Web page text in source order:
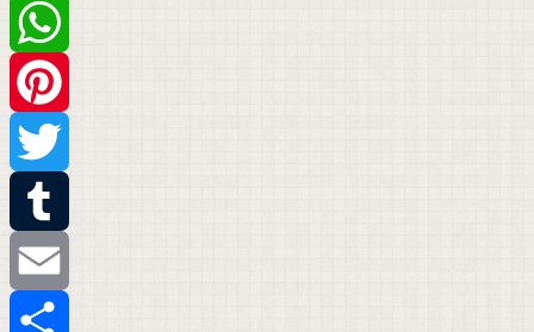
Facebook
WhatsApp
Pinterest
Twitter
Tumblr
Email